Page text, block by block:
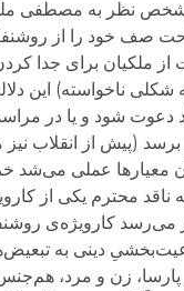
مشخص نظر به مصطفی
صف خود را از
از ملکیان برای جدا
شکلی ناخواسته) این
دعوت شود و یا در
(پیش از انقلاب
معیارها عملی
محترم یکی از
کارویژه‌ی
دینی به
پارسا، زن و مرد،